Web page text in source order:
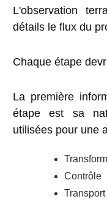
L'observation
détails le flux du
Chaque étape
La première
étape est sa
utilisées pour une
Contrôle
Transport